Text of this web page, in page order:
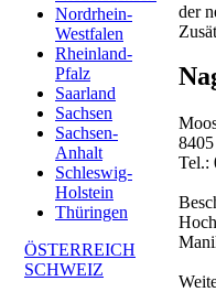
Nordrhein-
Westfalen
Rheinland-
Pfalz
Saarland
Sachsen
Sachsen-
Anhalt
Schleswig-
Holstein
Thüringen
ÖSTERREICH
SCHWEIZ
der
Tel.: